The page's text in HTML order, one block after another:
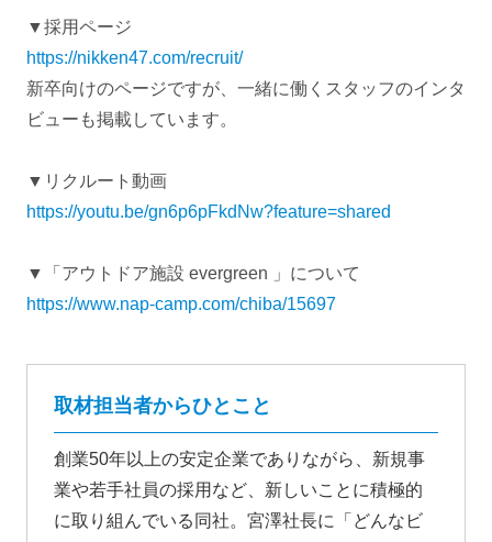
▼採用ページ
https://nikken47.com/recruit/
新卒向けのページですが、一緒に働くスタッフのインタ
ビューも掲載しています。
▼リクルート動画
https://youtu.be/gn6p6pFkdNw?feature=shared
▼「アウトドア施設 evergreen 」について
https://www.nap-camp.com/chiba/15697
取材担当者からひとこと
創業50年以上の安定企業でありながら、新規事
業や若手社員の採用など、新しいことに積極的
に取り組んでいる同社。宮澤社長に「どんなビ